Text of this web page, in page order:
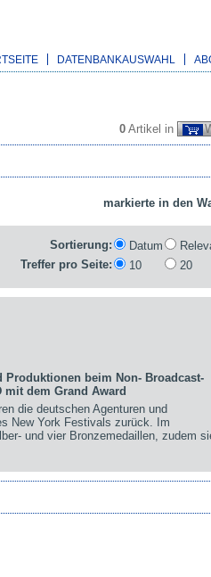
DATENBANKAUSWAHL
0 Artikel in
Sortierung: Datum
Treffer pro Seite:
10 20
beim Non- Broadcast-
mit dem Grand Award
die deutschen Agenturen und
New York Festivals zurück. Im
und vier Bronzemedaillen, zudem